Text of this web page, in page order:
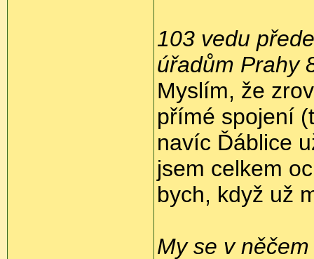
103 vedu
úřadům Prahy
Myslím, že
přímé spojení
navíc Ďáblice
jsem celkem
bych, když už
My se v